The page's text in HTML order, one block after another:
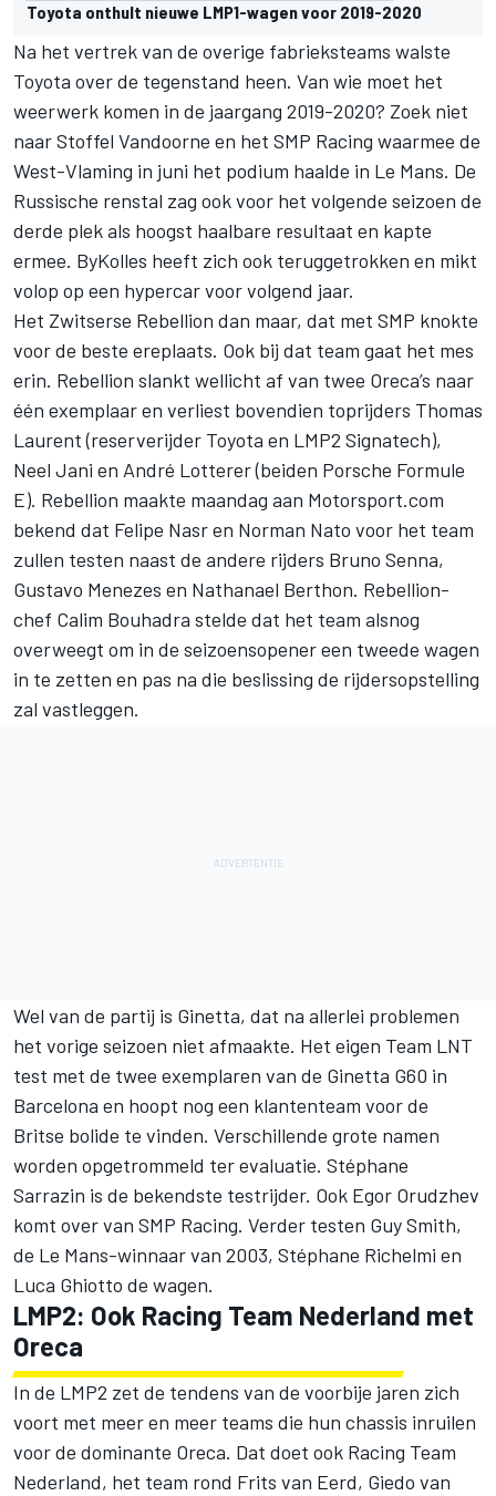
Toyota onthult nieuwe LMP1-wagen voor 2019-2020
Na het vertrek van de overige fabrieksteams walste
Toyota over de tegenstand heen. Van wie moet het
weerwerk komen in de jaargang 2019-2020? Zoek niet
naar Stoffel Vandoorne en het SMP Racing waarmee de
West-Vlaming in juni het podium haalde in Le Mans. De
Russische renstal zag ook voor het volgende seizoen de
derde plek als hoogst haalbare resultaat en kapte
ermee. ByKolles heeft zich ook teruggetrokken en mikt
volop op een hypercar voor volgend jaar.
Het Zwitserse Rebellion dan maar, dat met SMP knokte
voor de beste ereplaats. Ook bij dat team gaat het mes
erin. Rebellion slankt wellicht af van twee Oreca’s naar
één exemplaar en verliest bovendien toprijders Thomas
Laurent (reserverijder Toyota en LMP2 Signatech),
Neel Jani en André Lotterer (beiden Porsche Formule
E). Rebellion maakte maandag aan Motorsport.com
bekend dat Felipe Nasr en Norman Nato voor het team
zullen testen naast de andere rijders Bruno Senna,
Gustavo Menezes en Nathanael Berthon. Rebellion-
chef Calim Bouhadra stelde dat het team alsnog
overweegt om in de seizoensopener een tweede wagen
in te zetten en pas na die beslissing de rijdersopstelling
zal vastleggen.
Wel van de partij is Ginetta, dat na allerlei problemen
het vorige seizoen niet afmaakte. Het eigen Team LNT
test met de twee exemplaren van de Ginetta G60 in
Barcelona en hoopt nog een klantenteam voor de
Britse bolide te vinden. Verschillende grote namen
worden opgetrommeld ter evaluatie. Stéphane
Sarrazin is de bekendste testrijder. Ook Egor Orudzhev
komt over van SMP Racing. Verder testen Guy Smith,
de Le Mans-winnaar van 2003, Stéphane Richelmi en
Luca Ghiotto de wagen.
LMP2: Ook Racing Team Nederland met
Oreca
In de LMP2 zet de tendens van de voorbije jaren zich
voort met meer en meer teams die hun chassis inruilen
voor de dominante Oreca. Dat doet ook Racing Team
Nederland, het team rond Frits van Eerd, Giedo van